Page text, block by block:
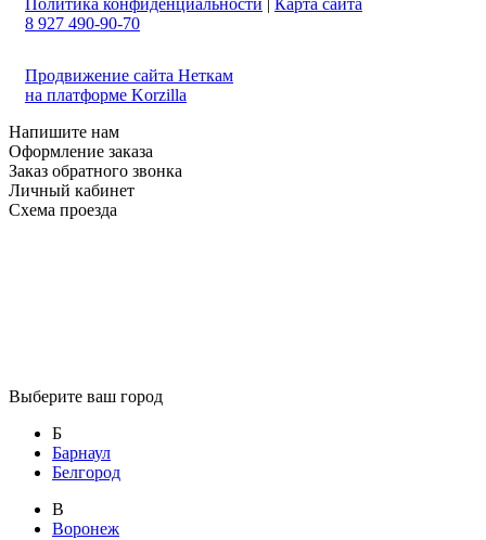
Политика конфиденциальности | Карта сайта
8 927 490-90-70
Продвижение сайта Неткам
на платформе Korzilla
Напишите нам
Оформление заказа
Заказ обратного звонка
Личный кабинет
Схема проезда
Выберите ваш город
Б
Барнаул
Белгород
В
Воронеж